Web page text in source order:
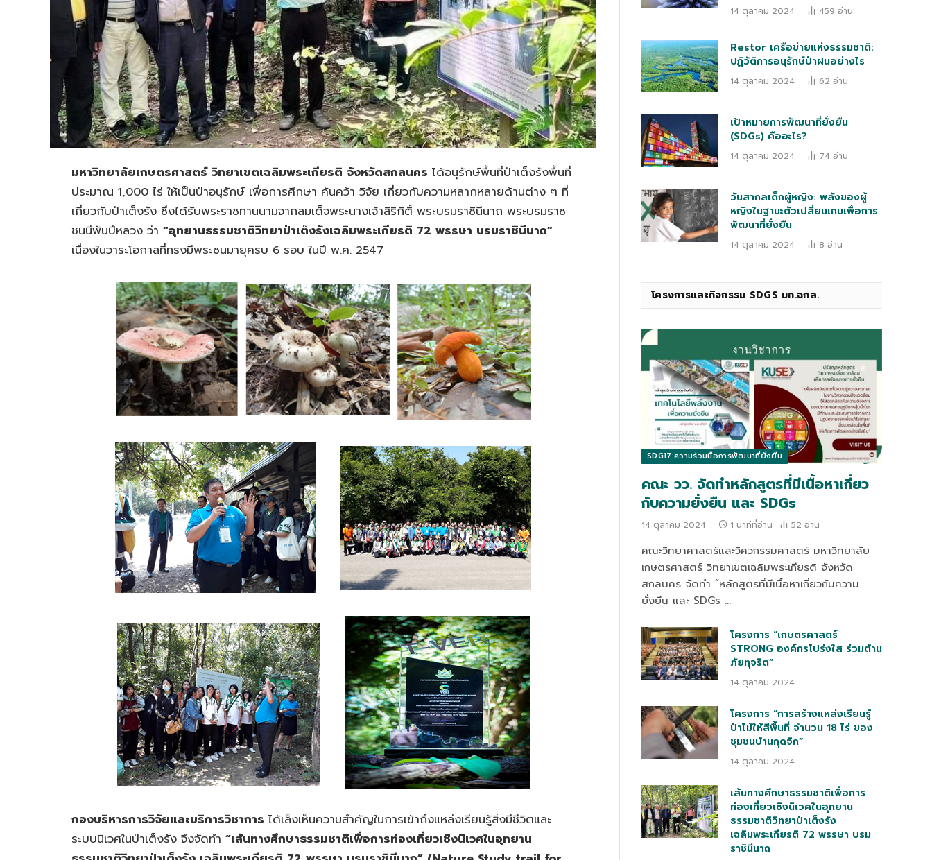
มหาวิทยาลัยเกษตรศาสตร์ วิทยาเขตเฉลิมพระเกียรติ จังหวัดสกลนคร ได้อนุรักษ์พื้นที่ป่าเต็งรังพื้นที่
ประมาณ 1,000 ไร่ ให้เป็นป่าอนุรักษ์ เพื่อการศึกษา ค้นคว้า วิจัย เกี่ยวกับความหลากหลายด้านต่าง ๆ ที่
เกี่ยวกับป่าเต็งรัง ซึ่งได้รับพระราชทานนามจากสมเด็จพระนางเจ้าสิริกิติ์ พระบรมราชินีนาถ พระบรมราช
ชนนีพันปีหลวง ว่า “อุทยานธรรมชาติวิทยาป่าเต็งรังเฉลิมพระเกียรติ 72 พรรษา บรมราชินีนาถ”
เนื่องในวาระโอกาสที่ทรงมีพระชนมายุครบ 6 รอบ ในปี พ.ศ. 2547
กองบริหารการวิจัยและบริการวิชาการ ได้เล็งเห็นความสำคัญในการเข้าถึงแหล่งเรียนรู้สิ่งมีชีวิตและ
ระบบนิเวศในป่าเต็งรัง จึงจัดทำ “เส้นทางศึกษาธรรมชาติเพื่อการท่องเที่ยวเชิงนิเวศในอุทยาน
14 ตุลาคม 2024 459 อ่าน
Restor เครือข่ายแห่งธรรมชาติ:
ปฏิวัติการอนุรักษ์ป่าฝนอย่างไร
14 ตุลาคม 2024 62 อ่าน
เป้าหมายการพัฒนาที่ยั่งยืน
(SDGs) คืออะไร?
14 ตุลาคม 2024 74 อ่าน
วันสากลเด็กผู้หญิง: พลังของผู้
หญิงในฐานะตัวเปลี่ยนเกมเพื่อการ
พัฒนาที่ยั่งยืน
14 ตุลาคม 2024 8 อ่าน
โครงการและกิจกรรม SDGS มก.ฉกส.
SDG17:ความร่วมมือการพัฒนาที่ยั่งยืน
คณะ วว. จัดทำหลักสูตรที่มีเนื้อหาเกี่ยว
กับความยั่งยืน และ SDGs
14 ตุลาคม 2024 1 นาทีที่อ่าน 52 อ่าน
คณะวิทยาศาสตร์และวิศวกรรมศาสตร์ มหาวิทยาลัย
เกษตรศาสตร์ วิทยาเขตเฉลิมพระเกียรติ จังหวัด
สกลนคร จัดทำ “หลักสูตรที่มีเนื้อหาเกี่ยวกับความ
ยั่งยืน และ SDGs …
โครงการ “เกษตรศาสตร์
STRONG องค์กรโปร่งใส ร่วมต้าน
ภัยทุจริต”
14 ตุลาคม 2024
โครงการ “การสร้างแหล่งเรียนรู้
ป่าไม้ให้สีพื้นที่ จำนวน 18 ไร่ ของ
ชุมชนบ้านกุดจิก”
14 ตุลาคม 2024
เส้นทางศึกษาธรรมชาติเพื่อการ
ท่องเที่ยวเชิงนิเวศในอุทยาน
ธรรมชาติวิทยาป่าเต็งรัง
เฉลิมพระเกียรติ 72 พรรษา บรม
ราชินีนาถ